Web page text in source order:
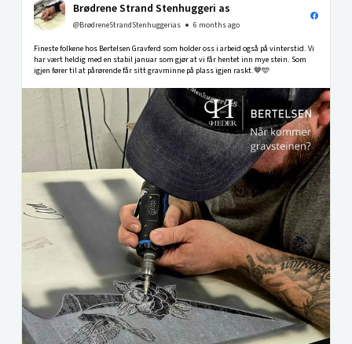
Brødrene Strand Stenhuggeri as
@BrødreneStrandStenhuggerias 6 months ago
Fineste folkene hos Bertelsen Gravferd som holder oss i arbeid også på vinterstid. Vi
har vært heldig med en stabil januar som gjør at vi får hentet inn mye stein. Som
igjen fører til at pårørende får sitt gravminne på plass igjen raskt.🤎🩵